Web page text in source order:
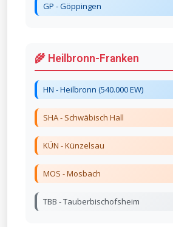
GP - Göppingen
🌾 Heilbronn-Franken
HN - Heilbronn (540.000 EW)
SHA - Schwäbisch Hall
KÜN - Künzelsau
MOS - Mosbach
TBB - Tauberbischofsheim